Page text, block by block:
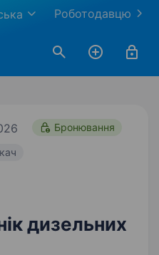
Роботодавцю
Бронювання
дизельних